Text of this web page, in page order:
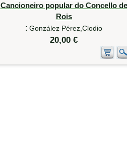
Cancioneiro popular do Concello de
Rois
:González Pérez,Clodio
20,00 €